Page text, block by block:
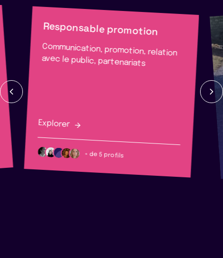
Responsable promotion
Communication, promotion, relation
avec le public, partenariats
Explorer
+ de 5 profils